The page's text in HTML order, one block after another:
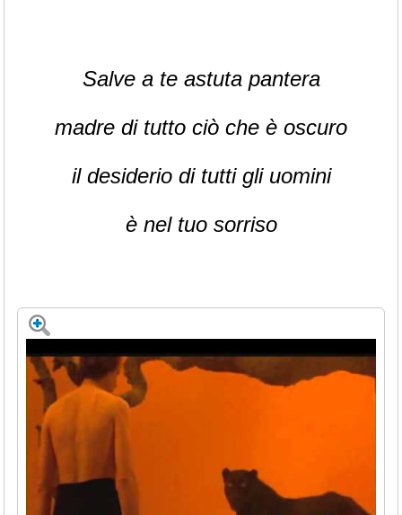
Salve a te astuta pantera
madre di tutto ciò che è oscuro
il desiderio di tutti gli uomini
è nel tuo sorriso